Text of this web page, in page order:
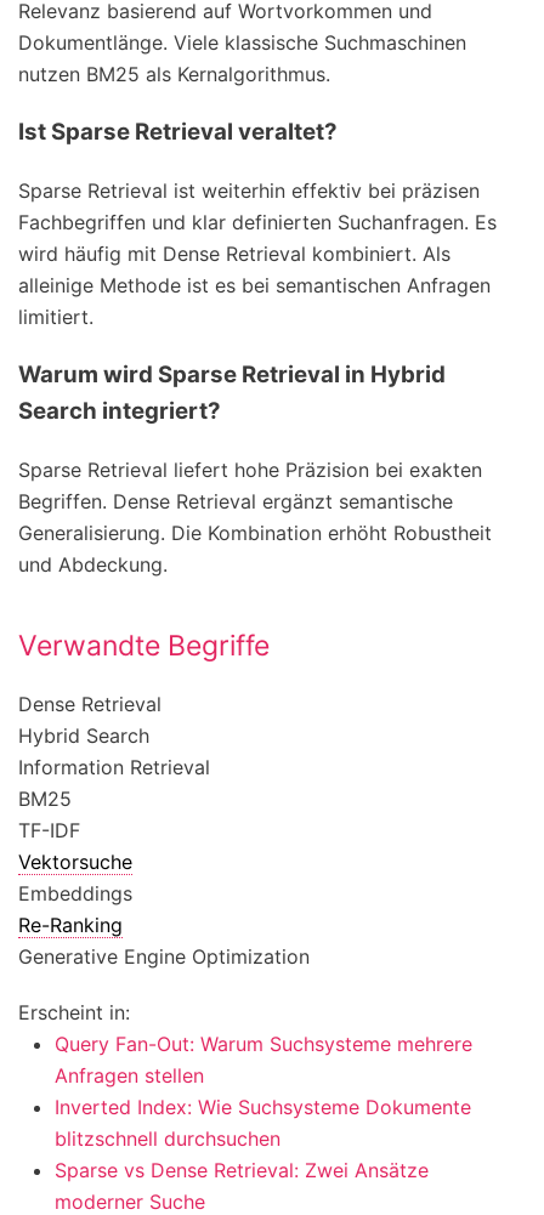
Relevanz basierend auf Wortvorkommen und
Dokumentlänge. Viele klassische Suchmaschinen
nutzen BM25 als Kernalgorithmus.
Ist Sparse Retrieval veraltet?
Sparse Retrieval ist weiterhin effektiv bei präzisen
Fachbegriffen und klar definierten Suchanfragen. Es
wird häufig mit Dense Retrieval kombiniert. Als
alleinige Methode ist es bei semantischen Anfragen
limitiert.
Warum wird Sparse Retrieval in Hybrid
Search integriert?
Sparse Retrieval liefert hohe Präzision bei exakten
Begriffen. Dense Retrieval ergänzt semantische
Generalisierung. Die Kombination erhöht Robustheit
und Abdeckung.
Verwandte Begriffe
Dense Retrieval
Hybrid Search
Information Retrieval
BM25
TF-IDF
Vektorsuche
Embeddings
Re-Ranking
Generative Engine Optimization
Erscheint in:
Query Fan-Out: Warum Suchsysteme mehrere
Anfragen stellen
Inverted Index: Wie Suchsysteme Dokumente
blitzschnell durchsuchen
Sparse vs Dense Retrieval: Zwei Ansätze
moderner Suche